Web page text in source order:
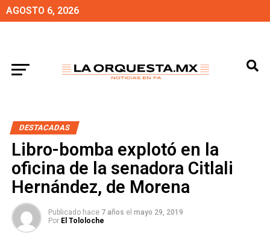
AGOSTO 6, 2026
DESTACADAS
Libro-bomba explotó en la
oficina de la senadora Citlali
Hernández, de Morena
Publicado hace 7 años el mayo 29, 2019
Por El Tololoche